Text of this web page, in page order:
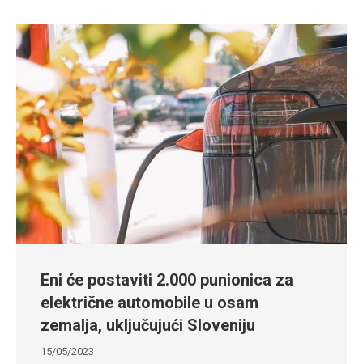
Eni će postaviti 2.000 punionica za
električne automobile u osam
zemalja, uključujući Sloveniju
15/05/2023